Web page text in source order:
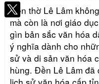
Đền thờ Lê Lâm
mà còn là nơi giáo
gìn bản sắc văn hóa
ý nghĩa dành cho
sử và di sản văn hóa
hùng. Đền Lê Lâm đã